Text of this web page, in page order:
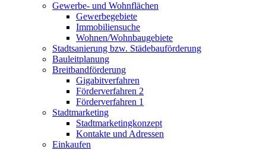
Gewerbe- und Wohnflächen
Gewerbegebiete
Immobiliensuche
Wohnen/Wohnbaugebiete
Stadtsanierung bzw. Städebauförderung
Bauleitplanung
Breitbandförderung
Gigabitverfahren
Förderverfahren 2
Förderverfahren 1
Stadtmarketing
Stadtmarketingkonzept
Kontakte und Adressen
Einkaufen